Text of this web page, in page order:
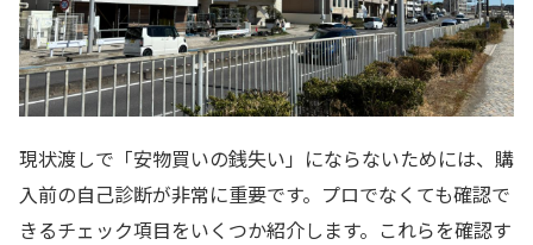
現状渡しで「安物買いの銭失い」にならないためには、購
入前の自己診断が非常に重要です。プロでなくても確認で
きるチェック項目をいくつか紹介します。これらを確認す